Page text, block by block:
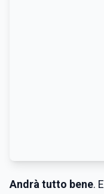
Andrà tutto bene.